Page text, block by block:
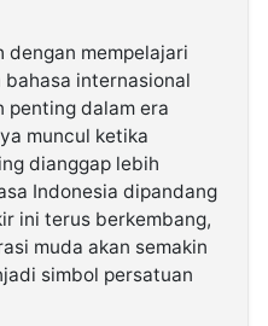
dengan mempelajari
bahasa internasional
penting dalam era
muncul ketika
dianggap lebih
Indonesia dipandang
ini terus berkembang,
muda akan semakin
simbol persatuan